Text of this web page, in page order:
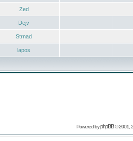
Zed
Dejv
Strnad
lapos
Powered byphpBB© 2001,